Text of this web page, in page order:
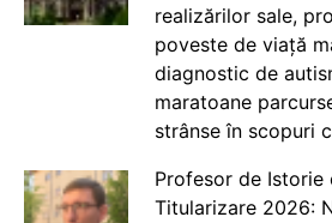
realizărilor sale,
poveste de viață
diagnostic de
maratoane
strânse în scopuri
Profesor de Istorie
Titularizare 2026: